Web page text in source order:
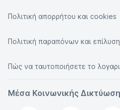
Πολιτική απορρήτου και cookies
Πολιτική παραπόνων και
Πώς να ταυτοποιήσετε το
Μέσα Κοινωνικής